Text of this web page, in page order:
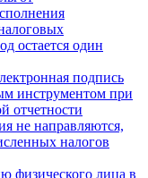
остается один
подпись
инструментом при
отчетности
не направляются,
налогов
физического лица в